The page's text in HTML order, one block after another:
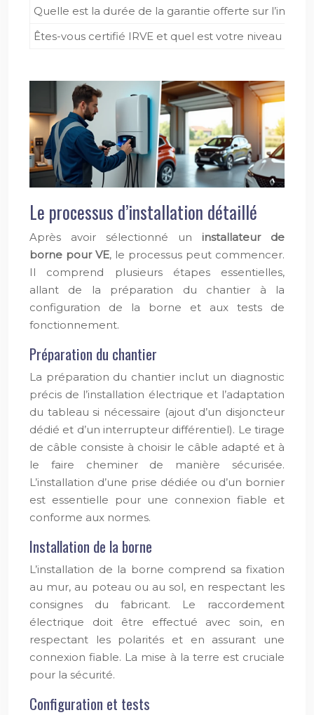
Quelle est la durée de la garantie offerte sur
Êtes-vous certifié IRVE et quel est votre niveau de
Le processus d’installation détaillé
Après avoir sélectionné un installateur de
borne pour VE, le processus peut commencer.
Il comprend plusieurs étapes essentielles,
allant de la préparation du chantier à la
configuration de la borne et aux tests de
fonctionnement.
Préparation du chantier
La préparation du chantier inclut un diagnostic
précis de l’installation électrique et l’adaptation
du tableau si nécessaire (ajout d’un disjoncteur
dédié et d’un interrupteur différentiel). Le tirage
de câble consiste à choisir le câble adapté et à
le faire cheminer de manière sécurisée.
L’installation d’une prise dédiée ou d’un bornier
est essentielle pour une connexion fiable et
conforme aux normes.
Installation de la borne
L’installation de la borne comprend sa fixation
au mur, au poteau ou au sol, en respectant les
consignes du fabricant. Le raccordement
électrique doit être effectué avec soin, en
respectant les polarités et en assurant une
connexion fiable. La mise à la terre est cruciale
pour la sécurité.
Configuration et tests